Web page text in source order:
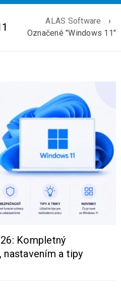
ALAS Software
›
Označené "Windows 11"
Kompletný
a tipy